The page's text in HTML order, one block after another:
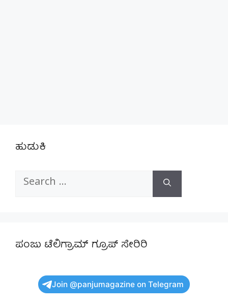
ಹುಡುಕಿ
Search
ಪಂಜು ಟೆಲಿಗ್ರಾಮ್ ಗ್ರೂಪ್ ಸೇರಿರಿ
Join @panjumagazine on Telegram